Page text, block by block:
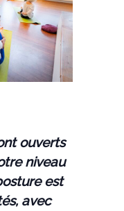
ouverts
niveau
est
avec